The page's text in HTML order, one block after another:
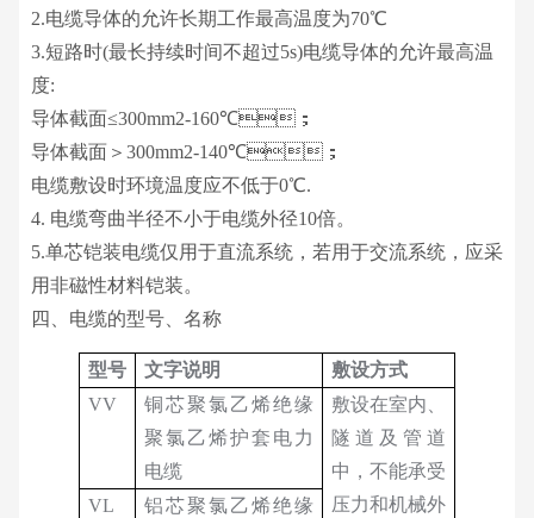
2.电缆导体的允许长期工作最高温度为70℃
3.短路时(最长持续时间不超过5s)电缆导体的允许最高温
度:
导体截面≤300mm2-160℃；
导体截面＞300mm2-140℃；
电缆敷设时环境温度应不低于0℃.
4. 电缆弯曲半径不小于电缆外径10倍。
5.单芯铠装电缆仅用于直流系统，若用于交流系统，应采
用非磁性材料铠装。
四、电缆的型号、名称
型号 文字说明
敷设方式
VV
铜芯聚氯乙烯绝缘
聚氯乙烯护套电力
电缆
敷设在室内、
隧道及管道
中，不能承受
压力和机械外
VL
铝芯聚氯乙烯绝缘